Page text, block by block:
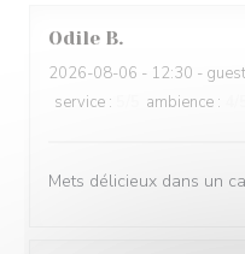
Odile B
2026-08-06 - 12:30 -
service : ambience :
Mets délicieux dans un